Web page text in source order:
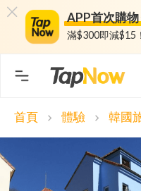
APP首次購
滿$300即減$15！
首頁 chevron_right 體驗 chevron_right 韓國